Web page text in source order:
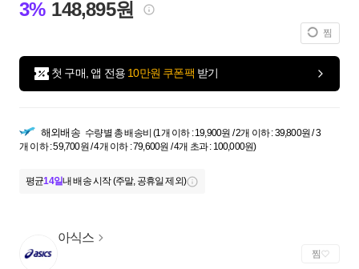
3% 148,895원
찜
첫 구매, 앱 전용 10만원 쿠폰팩 받기
해외배송 수량별 총 배송비 (1개 이하 : 19,900원 / 2개 이하 : 39,800원 / 3
개 이하 : 59,700원 / 4개 이하 : 79,600원 / 4개 초과 : 100,000원)
평균14일내 배송 시작 (주말, 공휴일 제외)
아식스
찜